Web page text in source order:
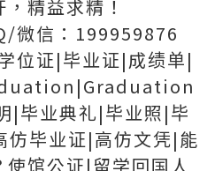
精益求精！
微信：199959876
证|毕业证|成绩单|
|毕业典礼|毕业照|毕
毕业证|高仿文凭|能
馆公证|留学回国人